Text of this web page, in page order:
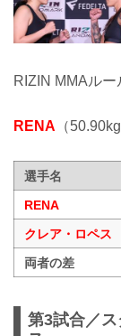
RIZIN MMAルー
RENA （
選手名
RENA
クレア・ロペス
両者の差
第3試合／